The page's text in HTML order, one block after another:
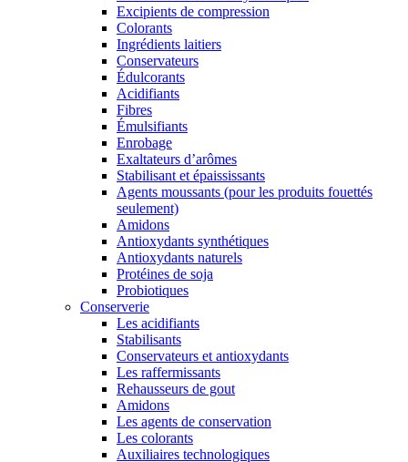
Excipients de compression
Colorants
Ingrédients laitiers
Conservateurs
Édulcorants
Acidifiants
Fibres
Émulsifiants
Enrobage
Exaltateurs d’arômes
Stabilisant et épaississants
Agents moussants (pour les produits fouettés
seulement)
Amidons
Antioxydants synthétiques
Antioxydants naturels
Protéines de soja
Probiotiques
Conserverie
Les acidifiants
Stabilisants
Conservateurs et antioxydants
Les raffermissants
Rehausseurs de gout
Amidons
Les agents de conservation
Les colorants
Auxiliaires technologiques